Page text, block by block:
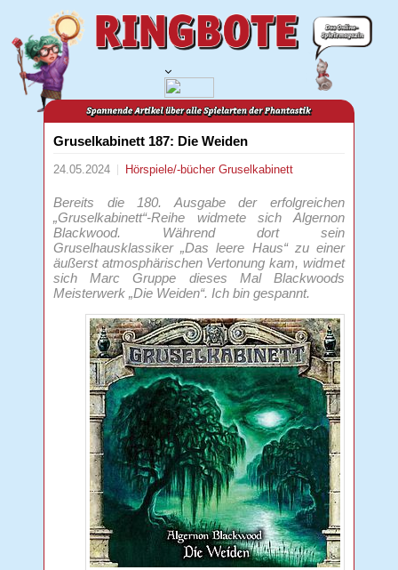
Gruselkabinett 187: Die Weiden
24.05.2024 Hörspiele/-bücherGruselkabinett
Bereits die 180. Ausgabe der erfolgreichen
„Gruselkabinett“-Reihe widmete sich Algernon
Blackwood. Während dort sein
Gruselhausklassiker „Das leere Haus“ zu einer
äußerst atmosphärischen Vertonung kam, widmet
sich Marc Gruppe dieses Mal Blackwoods
Meisterwerk „Die Weiden“. Ich bin gespannt.